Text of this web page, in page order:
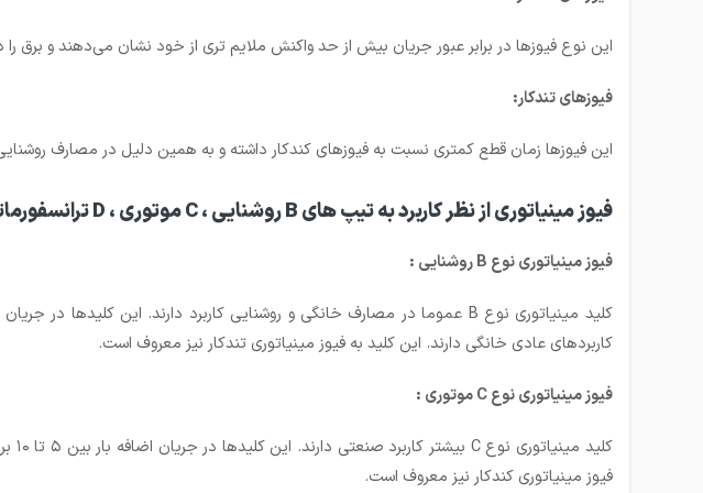
این نوع فیوزها در برابر عبور جریان بیش از حد واکنش ملایم تری از خود نشان می‌دهند و برق را
فیوزهای تندکار:
این فیوزها زمان قطع کمتری نسبت به فیوزهای کندکار داشته و به همین دلیل در مصارف
فیوز مینیاتوری از نظر کاربرد به تیپ های B روشنایی ، C موتوری ، D ترانسفورماتوری ، K قدرت ، Z بسیار حساس تقسیم بندی می گردد:
فیوز مینیاتوری نوع Bروشنایی :
کاربردهای عادی خانگی دارند. این کلید به فیوز مینیاتوری تندکار نیز معروف است.
فیوز مینیاتوری نوعCموتوری :
فیوز مینیاتوری کندکار نیز معروف است.